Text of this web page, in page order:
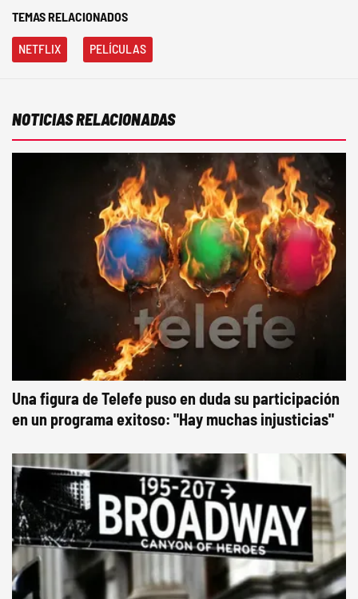
TEMAS RELACIONADOS
NETFLIX PELÍCULAS
NOTICIAS RELACIONADAS
Una figura de Telefe puso en duda su participación
en un programa exitoso: "Hay muchas injusticias"